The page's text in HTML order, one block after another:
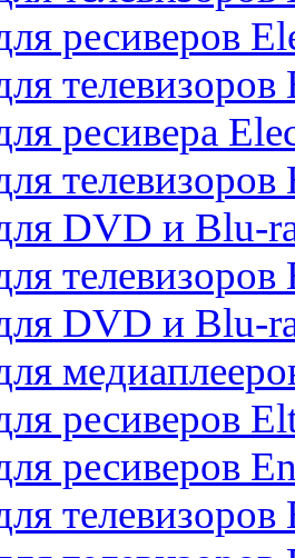
ресиверов
телевизоров
ресивера
телевизоров
DVD и Blu-
телевизоров
DVD и Blu-
ресиверов
ресиверов
телевизоров